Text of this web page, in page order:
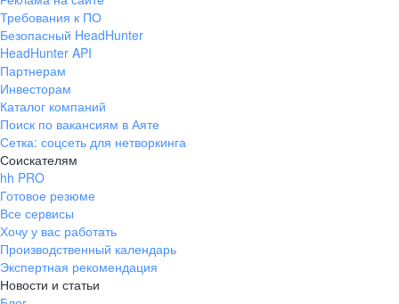
Требования к ПО
Безопасный HeadHunter
HeadHunter API
Партнерам
Инвесторам
Каталог компаний
Поиск по вакансиям в Аяте
Сетка: соцсеть для нетворкинга
Соискателям
hh PRO
Готовое резюме
Все сервисы
Хочу у вас работать
Производственный календарь
Экспертная рекомендация
Новости и статьи